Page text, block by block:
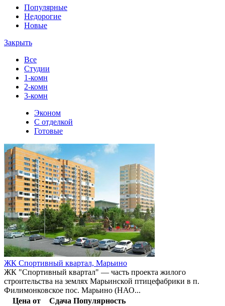
Популярные
Недорогие
Новые
Закрыть
Все
Студии
1-комн
2-комн
3-комн
Эконом
С отделкой
Готовые
ЖК Спортивный квартал, Марьино
ЖК "Спортивный квартал" — часть проекта жилого
строительства на землях Марьинской птицефабрики в п.
Филимонковское пос. Марьино (НАО...
Цена от
Сдача Популярность